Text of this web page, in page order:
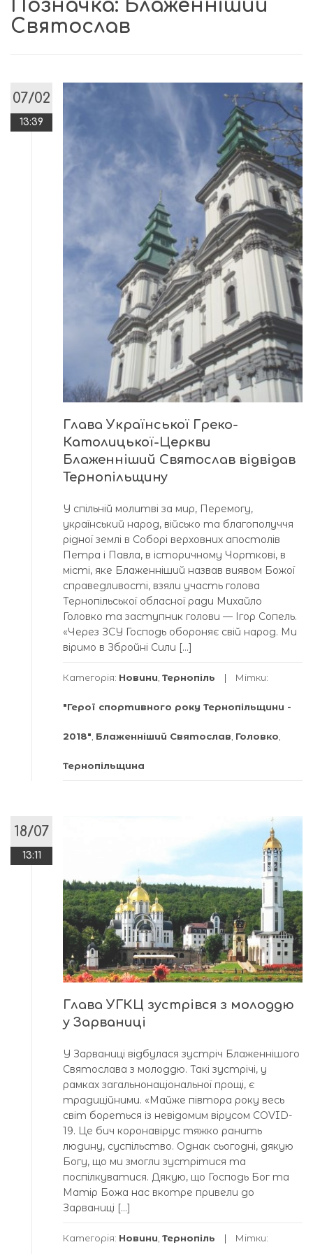
Позначка: Блаженніший
Святослав
07/02
13:39
Глава Української Греко-
Католицької-Церкви
Блаженніший Святослав відвідав
Тернопільщину
У спільній молитві за мир, Перемогу,
український народ, військо та благополуччя
рідної землі в Соборі верховних апостолів
Петра і Павла, в історичному Чорткові, в
місті, яке Блаженніший назвав виявом Божої
справедливості, взяли участь голова
Тернопільської обласної ради Михайло
Головко та заступник голови — Ігор Сопель.
«Через ЗСУ Господь обороняє свій народ. Ми
віримо в Збройні Сили […]
Категорія: Новини Тернопіль Мітки:
"Герої спортивного року Тернопільщини -
2018" Блаженніший Святослав Головко
Тернопільщина
18/07
13:11
Глава УГКЦ зустрівся з молоддю
у Зарваниці
У Зарваниці відбулася зустріч Блаженнішого
Святослава з молоддю. Такі зустрічі, у
рамках загальнонаціональної прощі, є
традиційними. «Майже півтора року весь
світ бореться із невідомим вірусом COVID-
19. Це бич коронавірус тяжко ранить
людину, суспільство. Однак сьогодні, дякую
Богу, що ми змогли зустрітися та
поспілкуватися. Дякую, що Господь Бог та
Матір Божа нас вкотре привели до
Зарваниці […]
Категорія: Новини Тернопіль Мітки: